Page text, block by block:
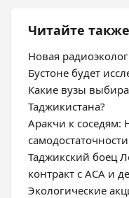
Читайте также
Новая
Бустоне будет
Какие вузы
Таджикистана?
Аракчи к соседям:
Таджикский боец
контракт с ACA и
Экологические